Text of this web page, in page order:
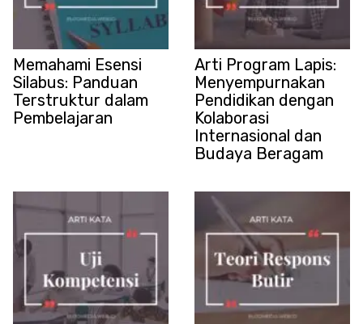
Memahami Esensi
Silabus: Panduan
Terstruktur dalam
Pembelajaran
Arti Program Lapis:
Menyempurnakan
Pendidikan dengan
Kolaborasi
Internasional dan
Budaya Beragam